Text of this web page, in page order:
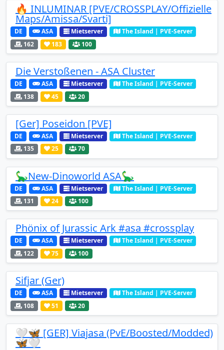
🔥 INLUMINAR [PVE/CROSSPLAY/Offizielle
Maps/Amissa/Svarti]
DE ASA Mietserver
The Island | PVE-Server
162
183 100
Die Verstoßenen - ASA Cluster
DE ASA Mietserver
The Island | PVE-Server
138
45 20
[Ger] Poseidon [PVE]
DE ASA Mietserver
The Island | PVE-Server
135
25 70
🦕New-Dinoworld ASA🦕
DE ASA Mietserver
The Island | PVE-Server
131
24 100
Phönix of Jurassic Ark #asa #crossplay
DE ASA Mietserver
The Island | PVE-Server
122
75 100
Sifjar (Ger)
DE ASA Mietserver
The Island | PVE-Server
108
51 20
🤍🦋 [GER] Viajasa (PvE/Boosted/Modded)
🦋🤍